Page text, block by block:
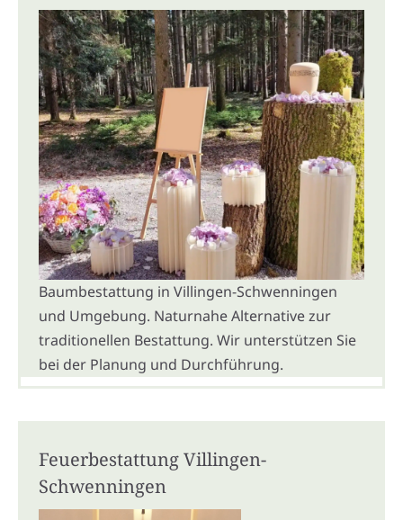
Baumbestattung in Villingen-Schwenningen
und Umgebung. Naturnahe Alternative zur
traditionellen Bestattung. Wir unterstützen Sie
bei der Planung und Durchführung.
Feuerbestattung Villingen-
Schwenningen